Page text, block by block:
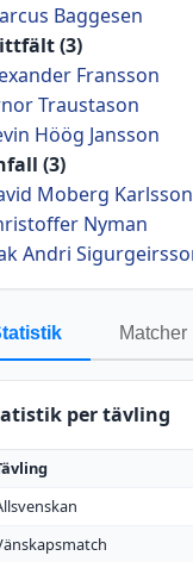
Baggesen
(3)
Fransson
Traustason
Höög Jansson
(3)
Moberg Karlsson
Nyman
Andri
Matcher
per tävling